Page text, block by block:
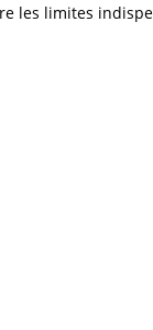
les limites